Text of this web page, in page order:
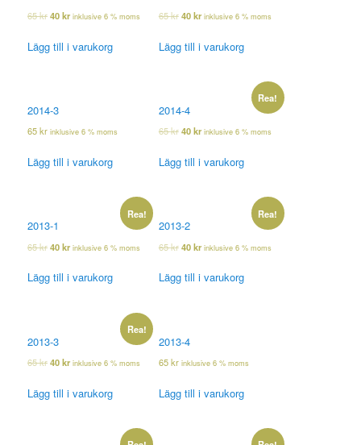
65kr40kr inklusive 6 % moms
Lägg till i varukorg
65kr40kr inklusive 6 % moms
Lägg till i varukorg
2014-3
65kr inklusive 6 % moms
Lägg till i varukorg
Rea!
2014-4
65kr40kr inklusive 6 % moms
Lägg till i varukorg
Rea!
2013-1
65kr40kr inklusive 6 % moms
Lägg till i varukorg
Rea!
2013-2
65kr40kr inklusive 6 % moms
Lägg till i varukorg
Rea!
2013-3
65kr40kr inklusive 6 % moms
Lägg till i varukorg
2013-4
65kr inklusive 6 % moms
Lägg till i varukorg